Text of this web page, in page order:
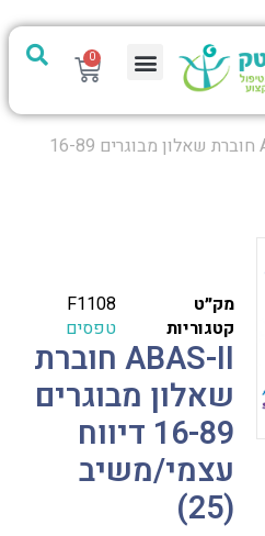
0
/ ABAS-II חוברת שאלון מבוגרים 16-89
מק״ט
F1108
קטגוריות
טפסים
ABAS-II חוברת
שאלון מבוגרים
16-89 דיווח
עצמי/משיב
(25)